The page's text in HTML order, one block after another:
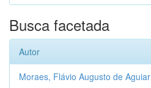
Busca facetada
Autor
Moraes, Flávio Augusto de Aguiar